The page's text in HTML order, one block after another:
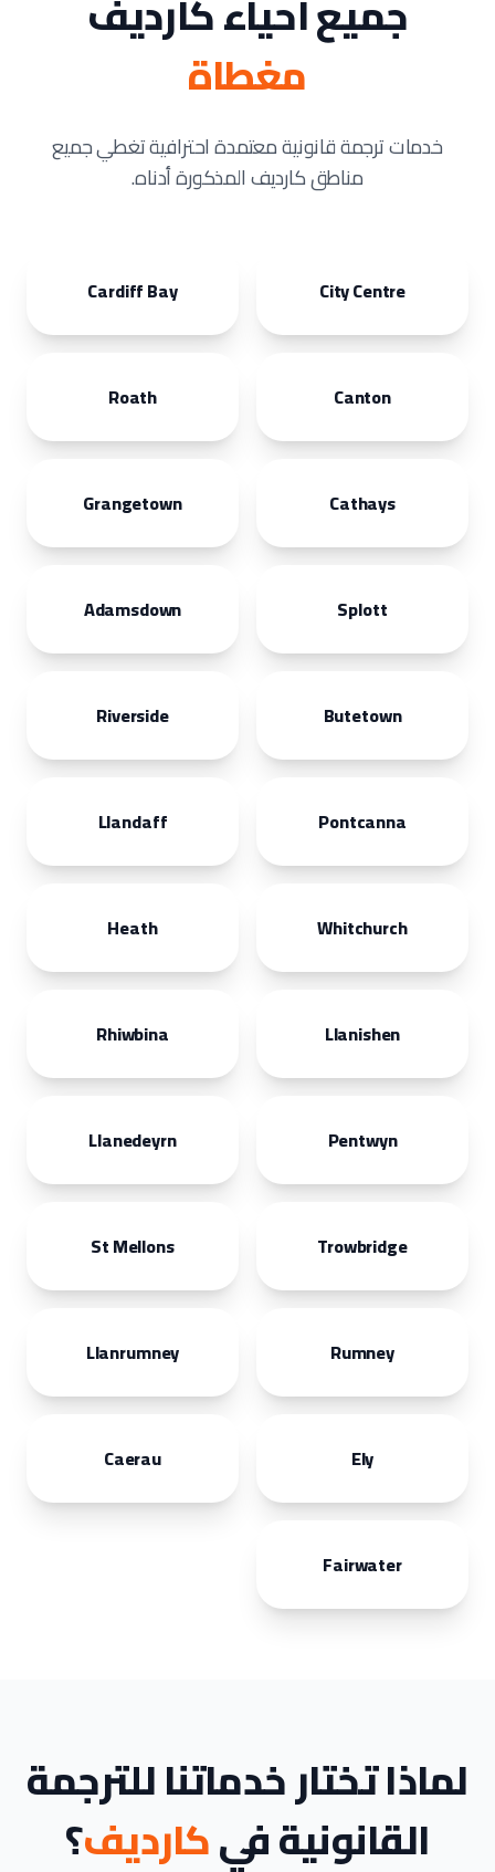
جميع أحياء كارديف
مغطاة
خدمات ترجمة قانونية معتمدة احترافية تغطي جميع
مناطق كارديف المذكورة أدناه.
City Centre
Cardiff Bay
Canton
Roath
Cathays
Grangetown
Splott
Adamsdown
Butetown
Riverside
Pontcanna
Llandaff
Whitchurch
Heath
Llanishen
Rhiwbina
Pentwyn
Llanedeyrn
Trowbridge
St Mellons
Rumney
Llanrumney
Ely
Caerau
Fairwater
لماذا تختار خدماتنا للترجمة
القانونية فيكارديف؟